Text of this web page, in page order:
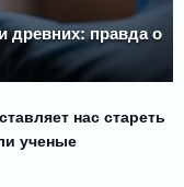
древних: правда о
нас стареть
ученые